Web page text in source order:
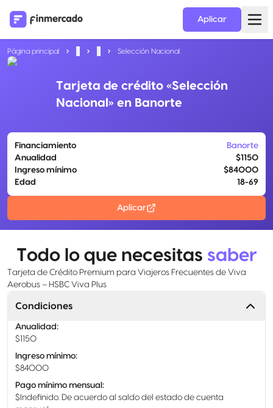
Aplicar
Página principal Selección Nacional
Tarjeta de crédito «Selección
Nacional» en Banorte
Financiamiento
Banorte
Anualidad
$1150
Ingreso mínimo
$84000
Edad
18-69
Aplicar
Todo lo que necesitas saber
Tarjeta de Crédito Premium para Viajeros Frecuentes de Viva
Aerobus – HSBC Viva Plus
Condiciones
Anualidad:
$1150
Ingreso mínimo:
$84000
Pago mínimo mensual :
$Indefinido. De acuerdo al saldo del estado de cuenta